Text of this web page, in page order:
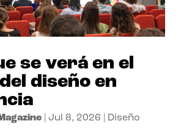
se verá en el
diseño en
| Jul 8, 2026 Diseño